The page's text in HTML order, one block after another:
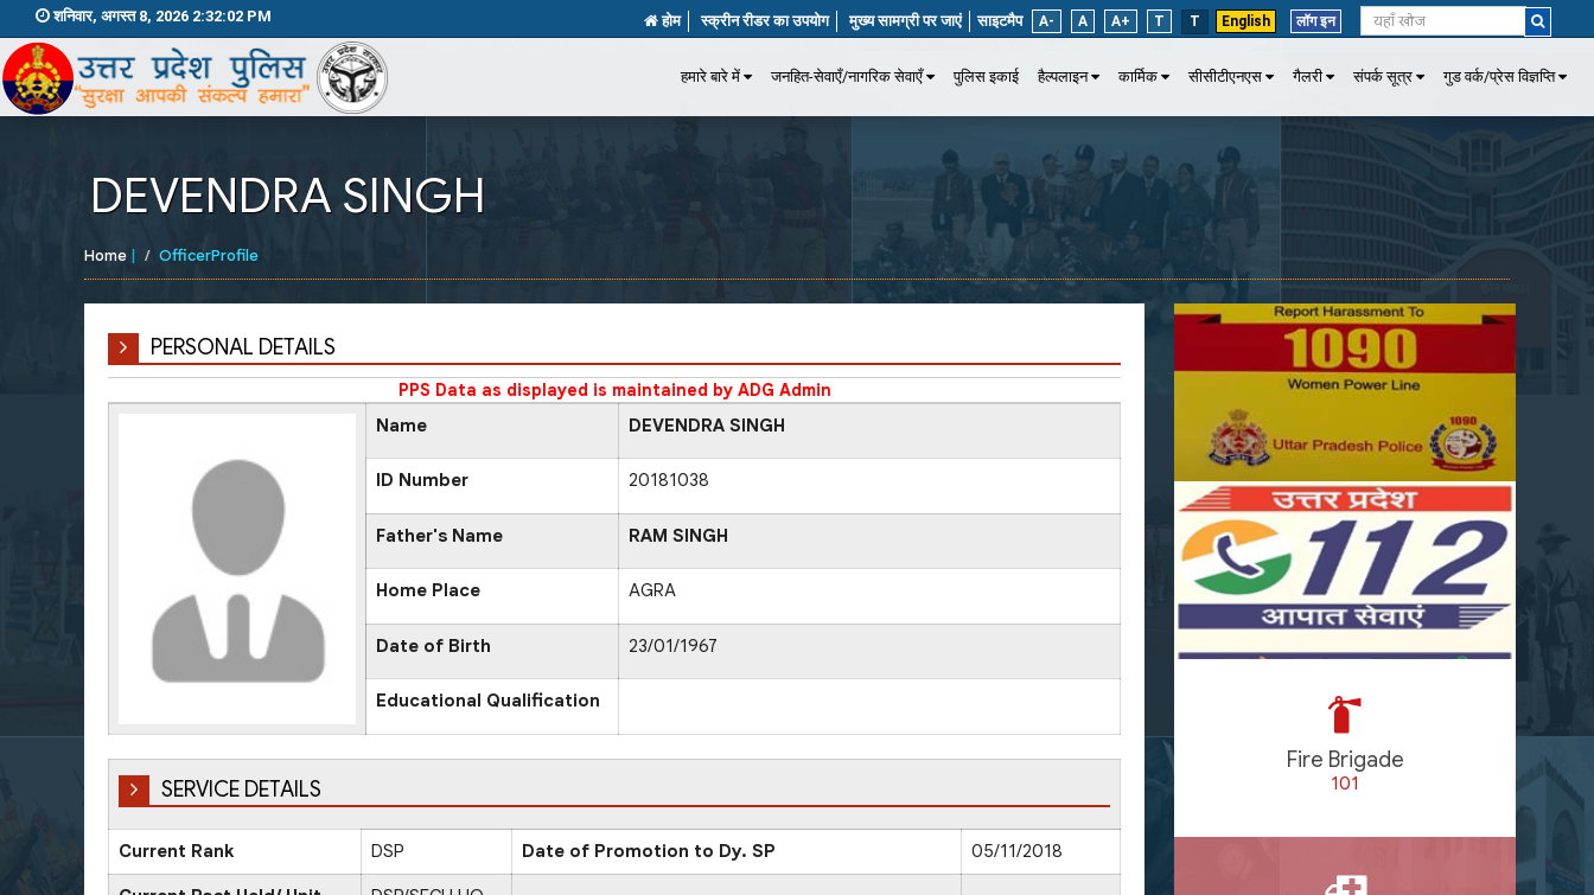
शनिवार, अगस्त 8, 2026 2:32:02 PM होम स्क्रीन रीडर का उपयोग मुख्य सामग्री पर जाएं साइटमैप A- A A+ T T English लॉग इन
हमारे बारे में जनहित-सेवाएँ/नागरिक सेवाएँ पुलिस इकाई हैल्पलाइन कार्मिक सीसीटीएनएस गैलरी संपर्क सूत्र गुड वर्क/प्रेस विज्ञप्ति
DEVENDRA SINGH
Home | OfficerProfile
PERSONAL DETAILS
PPS Data as displayed is maintained by ADG Admin
Name
DEVENDRA SINGH
ID Number 20181038
Father's Name RAM SINGH
Home Place AGRA
Date of Birth 23/01/1967
Educational Qualification
SERVICE DETAILS
Current Rank DSP Date of Promotion to Dy. SP 05/11/2018
Fire Brigade
101